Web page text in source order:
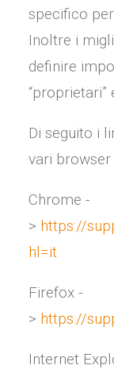
specifico
Inoltre i
definire
“proprietari”
Di seguito i
vari browser
Chrome -
> https://
hl=it
Firefox -
> https://
Internet